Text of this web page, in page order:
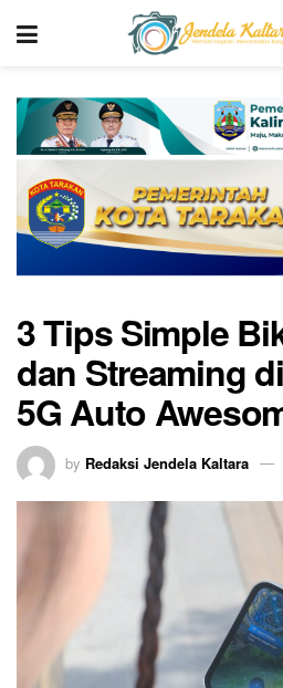
3 Tips Simple
dan Streaming
5G Auto
by Redaksi Jendela Kaltara